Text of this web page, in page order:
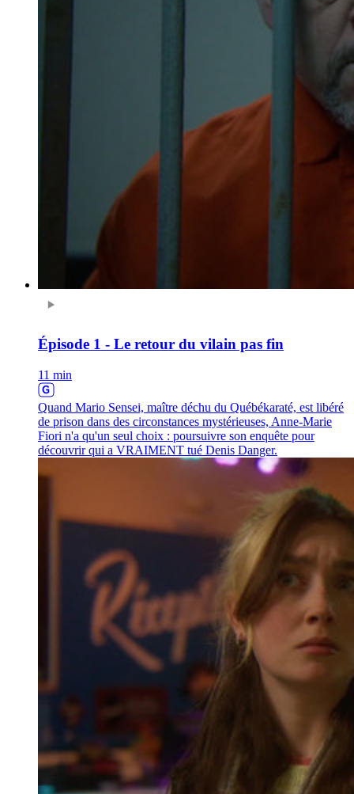
Épisode 1 - Le retour du vilain pas fin
11 min
Quand Mario Sensei, maître déchu du Québékaraté, est libéré
de prison dans des circonstances mystérieuses, Anne-Marie
Fiori n'a qu'un seul choix : poursuivre son enquête pour
découvrir qui a VRAIMENT tué Denis Danger.